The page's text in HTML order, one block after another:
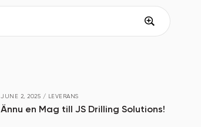
JUNE 2, 2025 / LEVERANS
Ännu en Mag till JS Drilling Solutions!